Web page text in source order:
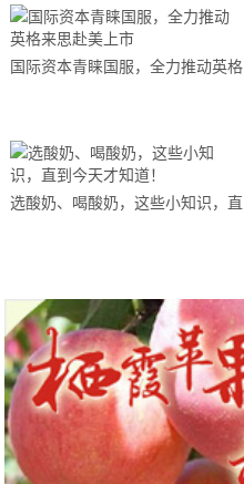
国际资本青睐国服，全力推动英格
选酸奶、喝酸奶，这些小知识，直